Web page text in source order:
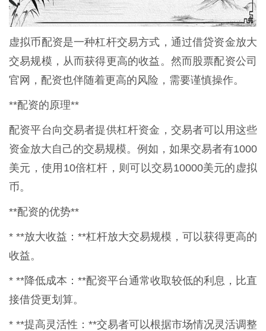
虚拟币配资是一种杠杆交易方式，通过借贷资金放大
交易规模，从而获得更高的收益。然而股票配资公司
官网，配资也伴随着更高的风险，需要谨慎操作。
**配资的原理**
配资平台向交易者提供杠杆资金，交易者可以用这些
资金放大自己的交易规模。例如，如果交易者有1000
美元，使用10倍杠杆，则可以交易10000美元的虚拟
币。
**配资的优势**
* **放大收益：**杠杆放大交易规模，可以获得更高的
收益。
* **降低成本：**配资平台通常收取较低的利息，比直
接借贷更划算。
* **提高灵活性：**交易者可以根据市场情况灵活调整